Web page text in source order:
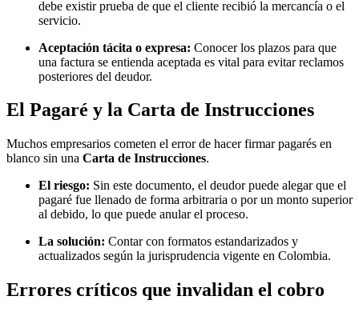
debe existir prueba de que el cliente recibió la mercancía o el
servicio.
Aceptación tácita o expresa: Conocer los plazos para que
una factura se entienda aceptada es vital para evitar reclamos
posteriores del deudor.
El Pagaré y la Carta de Instrucciones
Muchos empresarios cometen el error de hacer firmar pagarés en
blanco sin una Carta de Instrucciones.
El riesgo: Sin este documento, el deudor puede alegar que el
pagaré fue llenado de forma arbitraria o por un monto superior
al debido, lo que puede anular el proceso.
La solución: Contar con formatos estandarizados y
actualizados según la jurisprudencia vigente en Colombia.
Errores críticos que invalidan el cobro